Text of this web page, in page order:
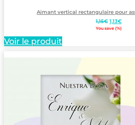
Aimant vertical rectangulaire pour
1,15€ Le
prix
1,13€Le
prix
You save (%)
Voir le produit